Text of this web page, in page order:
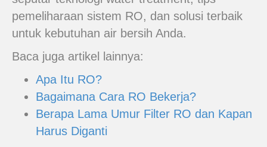
pemeliharaan sistem RO, dan solusi terbaik
untuk kebutuhan air bersih Anda.
Baca juga artikel lainnya:
Apa Itu RO?
Bagaimana Cara RO Bekerja?
Berapa Lama Umur Filter RO dan Kapan
Harus Diganti